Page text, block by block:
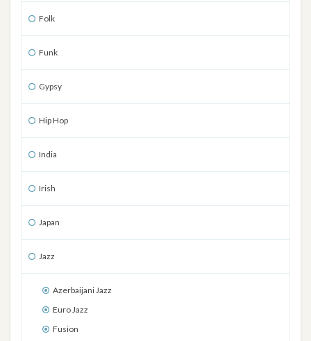
Folk
Funk
Gypsy
Hip Hop
India
Irish
Japan
Jazz
Azerbaijani Jazz
Euro Jazz
Fusion